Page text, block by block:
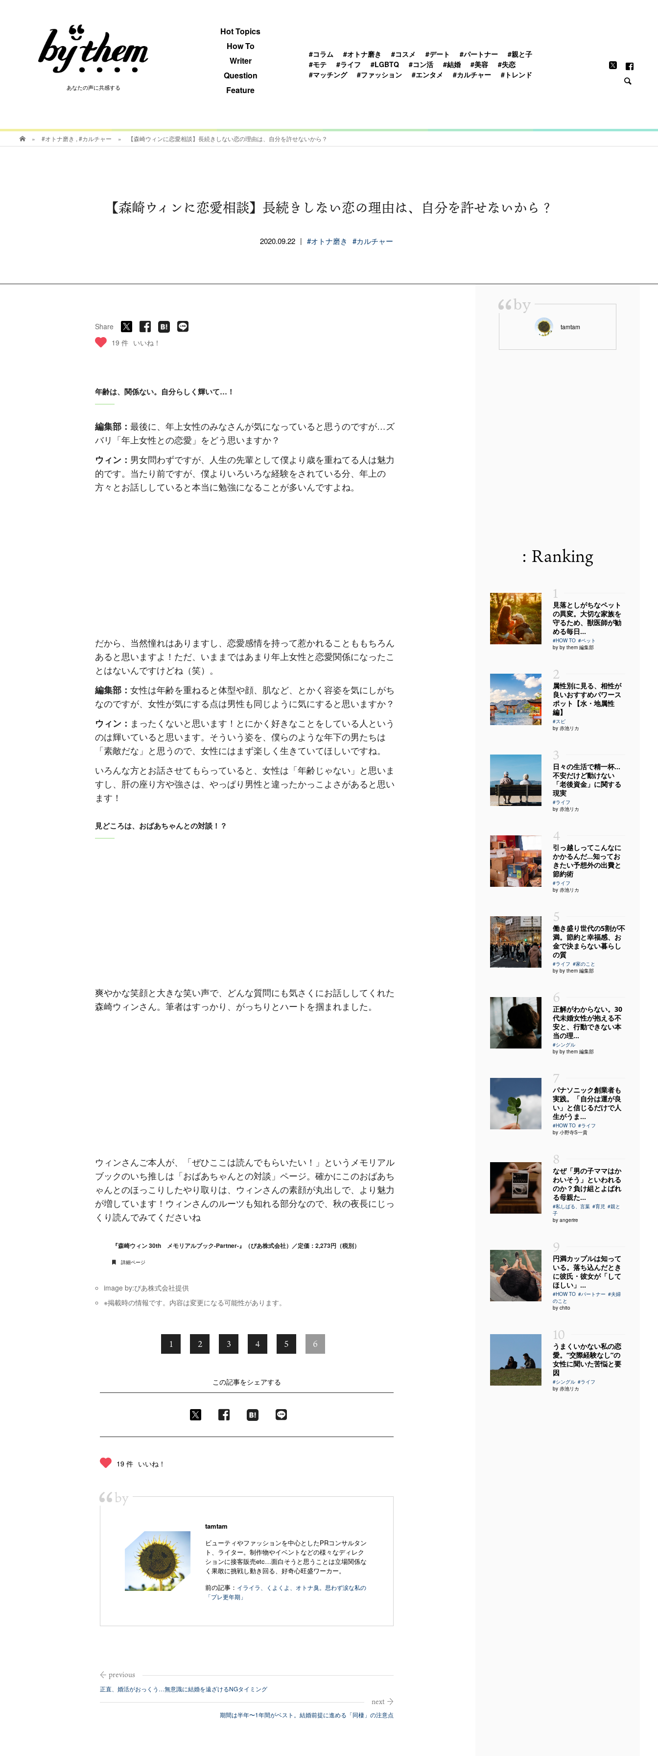
あなたの声に共感する
Hot Topics
How To
Writer
Question
Feature
#コラム #オトナ磨き #コスメ #デート #パートナー
#親と子
#モテ
#ライフ #LGBTQ #コン活 #結婚 #美容
#失恋
#マッチング
#ファッション #エンタメ #カルチャー #トレンド
あなたの声に共感する
» #オトナ磨き , #カルチャー » 【森崎ウィンに恋愛相談】長続きしない恋の理由は、自分を許せないから？
【森崎ウィンに恋愛相談】長続きしない恋の理由は、自分を許せないから？
2020.09.22 | #オトナ磨き #カルチャー
Share
19 件 いいね！
年齢は、関係ない。自分らしく輝いて…！
編集部： 最後に、年上女性のみなさんが気になっていると思うのですが…ズ
バリ「年上女性との恋愛」をどう思いますか？
ウィン： 男女問わずですが、人生の先輩として僕より歳を重ねてる人は魅力
的です。当たり前ですが、僕よりいろいろな経験をされている分、年上の
方々とお話ししていると本当に勉強になることが多いんですよね。
だから、当然憧れはありますし、恋愛感情を持って惹かれることももちろん
あると思いますよ！ただ、いままではあまり年上女性と恋愛関係になったこ
とはないんですけどね（笑）。
編集部： 女性は年齢を重ねると体型や顔、肌など、とかく容姿を気にしがち
なのですが、女性が気にする点は男性も同じように気にすると思いますか？
ウィン： まったくないと思います！とにかく好きなことをしている人という
のは輝いていると思います。そういう姿を、僕らのような年下の男たちは
「素敵だな」と思うので、女性にはまず楽しく生きていてほしいですね。
いろんな方とお話させてもらっていると、女性は「年齢じゃない」と思いま
すし、肝の座り方や強さは、やっぱり男性と違ったかっこよさがあると思い
ます！
見どころは、おばあちゃんとの対談！？
爽やかな笑顔と大きな笑い声で、どんな質問にも気さくにお話ししてくれた
森崎ウィンさん。筆者はすっかり、がっちりとハートを掴まれました。
ウィンさんご本人が、「ぜひここは読んでもらいたい！」というメモリアル
ブックのいち推しは「おばあちゃんとの対談」ページ。確かにこのおばあち
ゃんとのほっこりしたやり取りは、ウィンさんの素顔が丸出しで、より魅力
が増しています！ウィンさんのルーツも知れる部分なので、秋の夜長にじっ
くり読んでみてくださいね
『森崎ウィン 30th メモリアルブック-Partner-』（ぴあ株式会社）／定価：2,273円（税別）
詳細ページ
image by:ぴあ株式会社提供
※掲載時の情報です。内容は変更になる可能性があります。
1 2 3 4 5 6
この記事をシェアする
19 件 いいね！
“by
tamtam
ビューティやファッションを中心としたPRコンサルタン
ト、 ライター。制作物やイベントなどの様々なディレク
ションに接客販売etc…面白そうと思うことは立場関係な
く果敢に挑戦し動き回る、好奇心旺盛ワーカー。
前の記事： イライラ、くよくよ、オトナ臭。思わず涙な私の
「プレ更年期」
正直、婚活がおっくう…無意識に結婚を遠ざけるNGタイミング
期間は半年〜1年間がベスト。結婚前提に進める「同棲」の注意点
“by
tamtam
: Ranking
1
見落としがちなペット
の異変。大切な家族を
守るため、獣医師が勧
める毎日...
#HOW TO #ペット
by by them 編集部
2
属性別に見る、相性が
良いおすすめパワース
ポット【水・地属性
編】
#スピ
by 赤池リカ
3
日々の生活で精一杯…
不安だけど動けない
「老後資金」に関する
現実
#ライフ
by 赤池リカ
4
引っ越しってこんなに
かかるんだ…知ってお
きたい予想外の出費と
節約術
#ライフ
by 赤池リカ
5
働き盛り世代の5割が不
満。節約と幸福感、お
金で決まらない暮らし
の質
#ライフ #家のこと
by by them 編集部
6
正解がわからない。30
代未婚女性が抱える不
安と、行動できない本
当の理...
#シングル
by by them 編集部
7
パナソニック創業者も
実践。「自分は運が良
い」と信じるだけで人
生がうま...
#HOW TO #ライフ
by 小野寺S一貴
8
なぜ「男の子ママはか
わいそう」といわれる
のか？負け組とよばれ
る母親た...
#私しばる、言葉 #育児 #親と
子
by angerire
9
円満カップルは知って
いる。落ち込んだとき
に彼氏・彼女が「して
ほしい」...
#HOW TO #パートナー #夫婦
のこと
by chito
10
うまくいかない私の恋
愛。“交際経験なし”の
女性に聞いた苦悩と要
因
#シングル #ライフ
by 赤池リカ